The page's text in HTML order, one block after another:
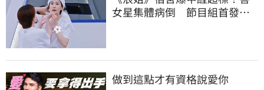
女星集體病倒 節目組首發聲
做到這點才有資格說愛你